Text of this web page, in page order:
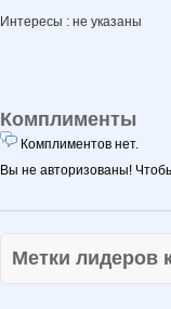
Интересы : не указаны
Комплименты
Комплиментов нет.
Вы не авторизованы!
Метки